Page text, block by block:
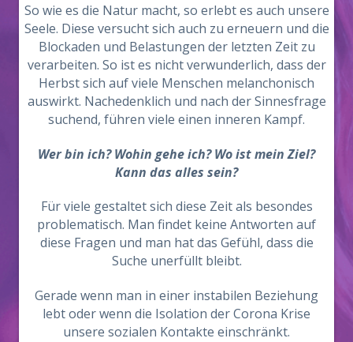
So wie es die Natur macht, so erlebt es auch unsere
Seele. Diese versucht sich auch zu erneuern und die
Blockaden und Belastungen der letzten Zeit zu
verarbeiten. So ist es nicht verwunderlich, dass der
Herbst sich auf viele Menschen melanchonisch
auswirkt. Nachedenklich und nach der Sinnesfrage
suchend, führen viele einen inneren Kampf.
Wer bin ich? Wohin gehe ich? Wo ist mein Ziel?
Kann das alles sein?
Für viele gestaltet sich diese Zeit als besondes
problematisch. Man findet keine Antworten auf
diese Fragen und man hat das Gefühl, dass die
Suche unerfüllt bleibt.
Gerade wenn man in einer instabilen Beziehung
lebt oder wenn die Isolation der Corona Krise
unsere sozialen Kontakte einschränkt.